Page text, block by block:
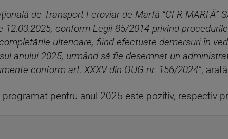
de Transport Feroviar de Marfă “CFR
12.03.2025, conform Legii 85/2014 privind
ulterioare, fiind efectuate demersuri în
anului 2025, urmând să fie desemnat un
conform art. XXXV din OUG nr. 156/2024”,
programat pentru anul 2025 este pozitiv, respectiv